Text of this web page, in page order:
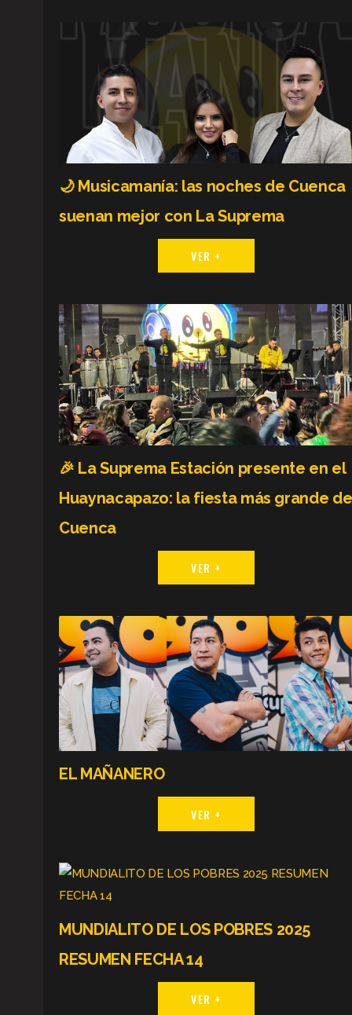
🌙 Musicamanía: las noches de Cuenca
suenan mejor con La Suprema
VER +
🎉 La Suprema Estación presente en el
Huaynacapazo: la fiesta más grande de
Cuenca
VER +
EL MAÑANERO
VER +
MUNDIALITO DE LOS POBRES 2025
RESUMEN FECHA 14
VER +